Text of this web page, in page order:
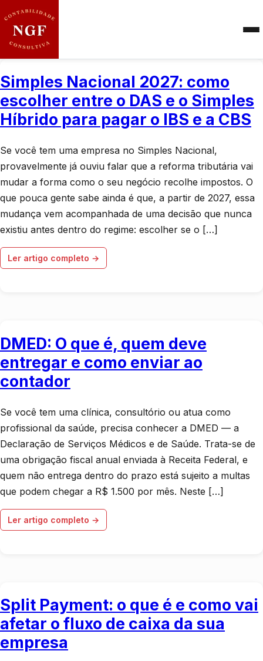
NGF Contabilidade -
Simples Nacional 2027: como
escolher entre o DAS e o Simples
Híbrido para pagar o IBS e a CBS
Se você tem uma empresa no Simples Nacional,
provavelmente já ouviu falar que a reforma tributária vai
mudar a forma como o seu negócio recolhe impostos. O
que pouca gente sabe ainda é que, a partir de 2027, essa
mudança vem acompanhada de uma decisão que nunca
existiu antes dentro do regime: escolher se o […]
Ler artigo completo →
DMED: O que é, quem deve
entregar e como enviar ao
contador
Se você tem uma clínica, consultório ou atua como
profissional da saúde, precisa conhecer a DMED — a
Declaração de Serviços Médicos e de Saúde. Trata-se de
uma obrigação fiscal anual enviada à Receita Federal, e
quem não entrega dentro do prazo está sujeito a multas
que podem chegar a R$ 1.500 por mês. Neste […]
Ler artigo completo →
Split Payment: o que é e como vai
afetar o fluxo de caixa da sua
empresa